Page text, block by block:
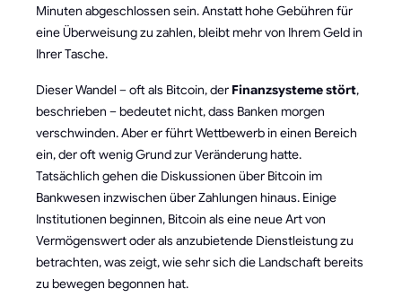
Minuten abgeschlossen sein. Anstatt hohe Gebühren für
eine Überweisung zu zahlen, bleibt mehr von Ihrem Geld in
Ihrer Tasche.
Dieser Wandel – oft als Bitcoin, der Finanzsysteme stört,
beschrieben – bedeutet nicht, dass Banken morgen
verschwinden. Aber er führt Wettbewerb in einen Bereich
ein, der oft wenig Grund zur Veränderung hatte.
Tatsächlich gehen die Diskussionen über Bitcoin im
Bankwesen inzwischen über Zahlungen hinaus. Einige
Institutionen beginnen, Bitcoin als eine neue Art von
Vermögenswert oder als anzubietende Dienstleistung zu
betrachten, was zeigt, wie sehr sich die Landschaft bereits
zu bewegen begonnen hat.